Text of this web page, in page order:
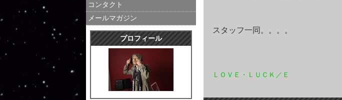
スタッフ一同。。。。
ＬＯＶＥ・ＬＵＣＫ／Ｅ
コンタクト
メールマガジン
プロフィール